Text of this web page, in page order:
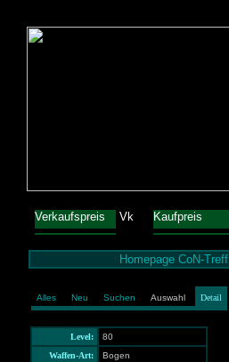
Verkaufspreis Vk Kaufpreis
Homepage CoN-Treff
Alles Neu Suchen Auswahl Detail
Level:
80
Waffen-Art:
Bogen